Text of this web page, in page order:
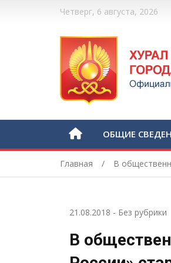
Четверг, 6 августа, 2026
ОБЩИЕ
Главная В
21.08.2018 - Без рубрики
В